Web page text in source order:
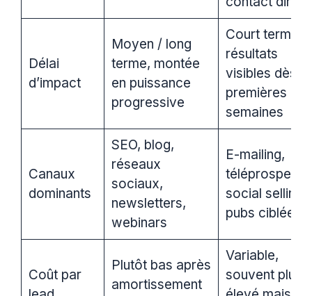
Délai
d’impact
Moyen / long
terme, montée
en puissance
progressive
Court terme,
résultats
visibles dès
premières
semaines
Canaux
dominants
SEO, blog,
réseaux
sociaux,
newsletters,
webinars
E-mailing,
social selling,
pubs ciblées
Coût par
Plutôt bas après
amortissement
Variable,
souvent plus